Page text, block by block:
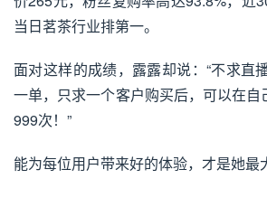
当日茗茶行业排第一。
面对这样的成绩，露露却说：“不求直
一单，只求一个客户购买后，可以在自
999次！”
能为每位用户带来好的体验，才是她最